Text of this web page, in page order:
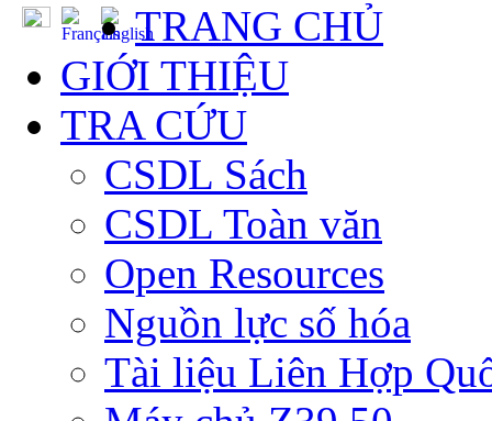
TRANG CHỦ
GIỚI THIỆU
TRA CỨU
CSDL Sách
CSDL Toàn văn
Open Resources
Nguồn lực số hóa
Tài liệu Liên Hợp